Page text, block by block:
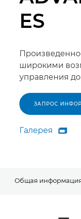
ES
широкими
управления
ЗАПРОС
Галерея
Галерея

Общая